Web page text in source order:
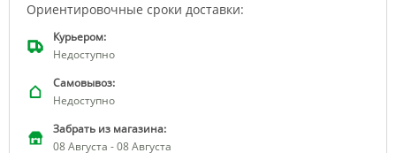
Ориентировочные сроки доставки:
Курьером:
Недоступно
Самовывоз:
Недоступно
Забрать из магазина:
08 Августа - 08 Августа